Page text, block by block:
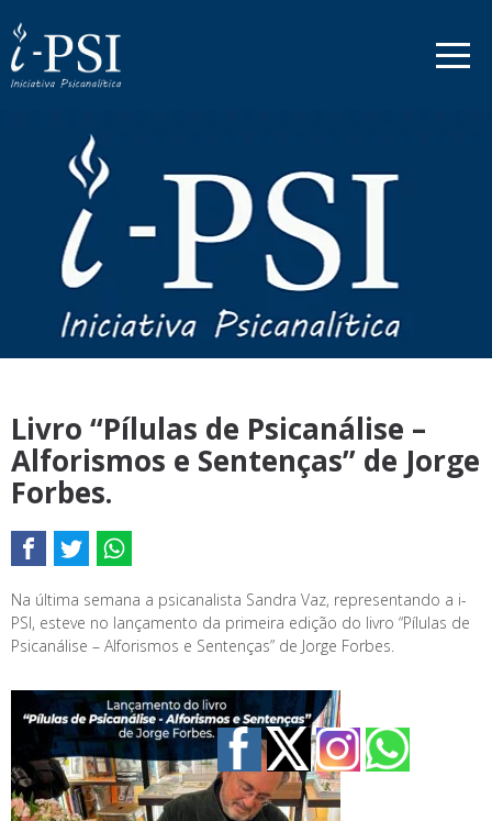
Livro “Pílulas de Psicanálise –
Alforismos e Sentenças” de Jorge
Forbes.
Na última semana a psicanalista Sandra Vaz, representando a i-
PSI, esteve no lançamento da primeira edição do livro “Pílulas de
Psicanálise – Alforismos e Sentenças” de Jorge Forbes.